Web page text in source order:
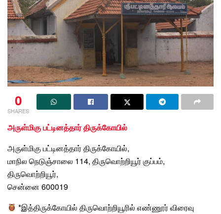
0
SHARES
அருள்மிகு பட்டினத்தார் திருக்கோயில்
அருள்மிகு பட்டினத்தார் திருக்கோயில்,
மாநில நெடுஞ்சாலை 114, திருவொற்றியூர் குப்பம்,
திருவொற்றியூர்,
சென்னை 600019
*இத்திருக்கோயில் திருவொற்றியூரில் எண்ணூர் விரைவு